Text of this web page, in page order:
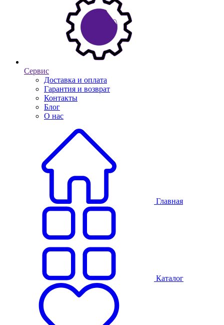
Сервис
Доставка и оплата
Гарантия и возврат
Контакты
Блог
О нас
Главная
Каталог